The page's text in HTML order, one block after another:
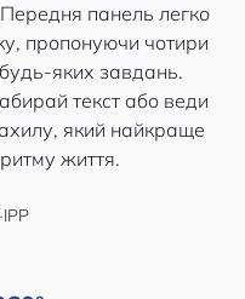
панель легко
пропонуючи чотири
яких завдань.
текст або веди
який найкраще
життя.